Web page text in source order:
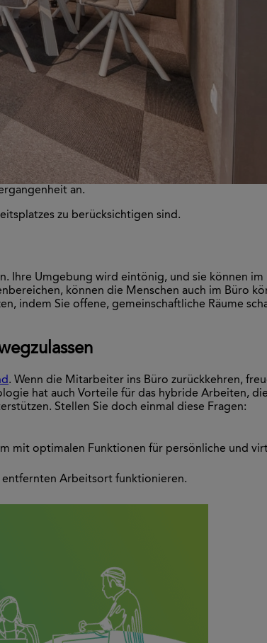
an.
zu berücksichtigen sind.
Ihre Umgebung wird eintönig, und sie können im
können die Menschen auch im Büro
indem Sie offene, gemeinschaftliche Räume
. Wenn die Mitarbeiter ins Büro zurückkehren,
hat auch Vorteile für das hybride Arbeiten,
Stellen Sie doch einmal diese Fragen:
mit optimalen Funktionen für persönliche und
entfernten Arbeitsort funktionieren.